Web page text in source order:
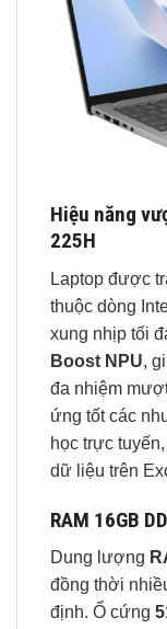
Hiệu năng
225H
Laptop được
thuộc dòng
xung nhịp tối
Boost NPU,
đa nhiệm
ứng tốt các
học trực
dữ liệu trên
RAM 16GB
Dung lượng
đồng thời
định. Ổ cứng